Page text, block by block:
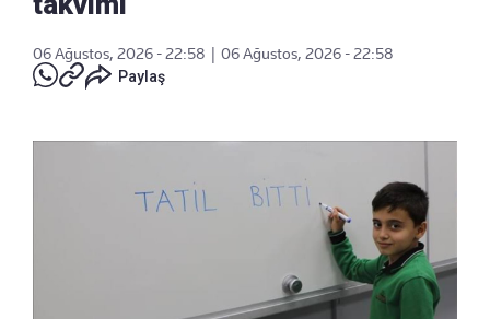
06 Ağustos, 2026 - 22:58
06 Ağustos, 2026 - 22:58
Paylaş